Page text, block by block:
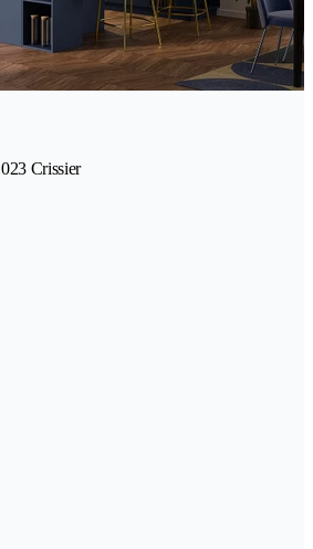
Crissier